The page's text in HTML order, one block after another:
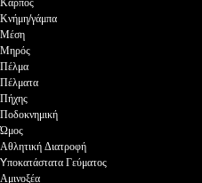
Καρπός
Κνήμη/γάμπα
Μέση
Μηρός
Πέλμα
Πέλματα
Πήχης
Ποδοκνημική
Ώμος
Αθλητική Διατροφή
Yποκατάστατα Γεύματος
Αμινοξέα